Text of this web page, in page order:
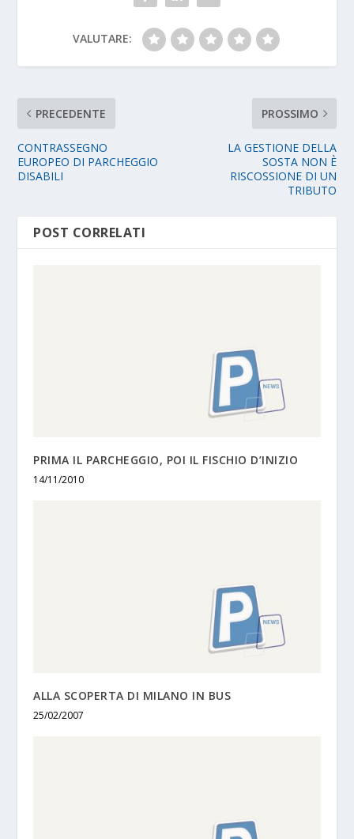
VALUTARE:
PRECEDENTE
CONTRASSEGNO
EUROPEO DI PARCHEGGIO
DISABILI
PROSSIMO
LA GESTIONE DELLA
SOSTA NON È
RISCOSSIONE DI UN
TRIBUTO
POST CORRELATI
PRIMA IL PARCHEGGIO, POI IL FISCHIO D’INIZIO
14/11/2010
ALLA SCOPERTA DI MILANO IN BUS
25/02/2007